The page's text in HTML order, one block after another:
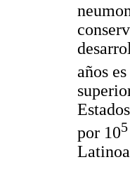
años
por 105